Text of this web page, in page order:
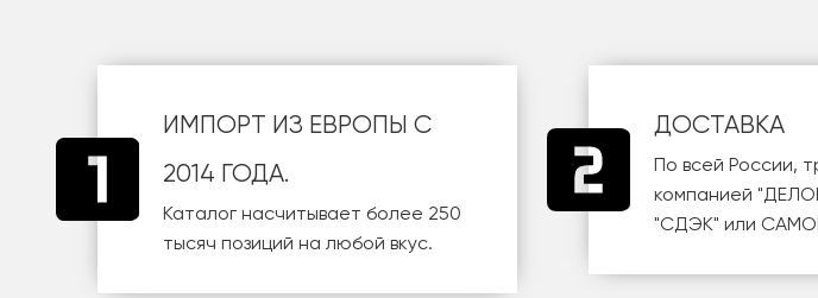
ИМПОРТ ИЗ ЕВРОПЫ С
2014 ГОДА.
Каталог насчитывает более 250
тысяч позиций на любой вкус.
ДОСТАВКА
По всей России,
компанией
"СДЭК" или